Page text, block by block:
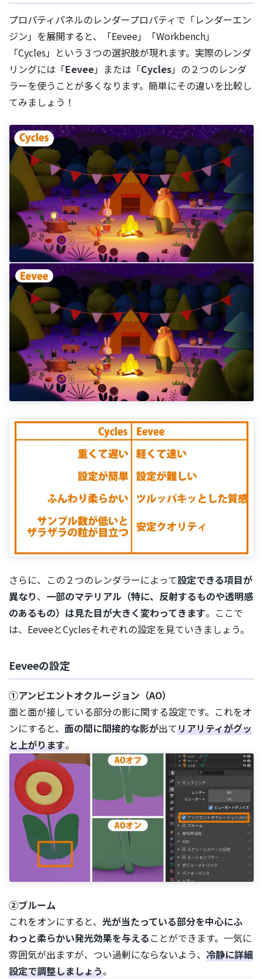
プロパティパネルのレンダープロパティで「レンダーエン
ジン」を展開すると、「Eevee」「Workbench」
「Cycles」という３つの選択肢が現れます。実際のレンダ
リングには「Eevee」または「Cycles」の２つのレンダ
ラーを使うことが多くなります。簡単にその違いを比較し
てみましょう！
さらに、この２つのレンダラーによって設定できる項目が
異なり、 一部のマテリアル（特に、反射するものや透明感
のあるもの）は見た目が大きく変わってきます。ここで
は、EeveeとCyclesそれぞれの設定を見ていきましょう。
Eeveeの設定
①アンビエントオクルージョン（AO）
面と面が接している部分の影に関する設定です。これをオ
ンにすると、 面の間に間接的な影が出てリアリティがグッ
と上がります。
②ブルーム
これをオンにすると、 光が当たっている部分を中心にふ
わっと柔らかい発光効果を与える ことができます。一気に
雰囲気が出ますが、つい過剰にならないよう、 冷静に詳細
設定で調整しましょう。